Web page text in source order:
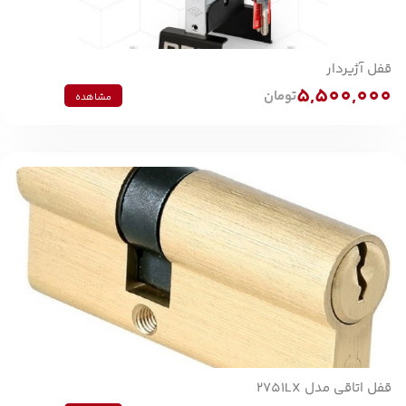
قفل آژیردار
5,500,000تومان مشاهده
قفل اتاقی مدل 2751LX